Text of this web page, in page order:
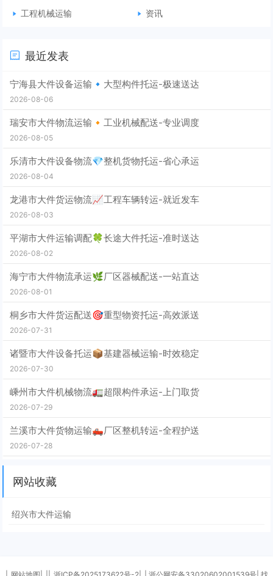
工程机械运输
资讯
最近发表
宁海县大件设备运输🔹大型构件托运-极速送达
2026-08-06
瑞安市大件物流运输🔸工业机械配送-专业调度
2026-08-05
乐清市大件设备物流💎整机货物托运-省心承运
2026-08-04
龙港市大件货运物流📈工程车辆转运-就近发车
2026-08-03
平湖市大件运输调配🍀长途大件托运-准时送达
2026-08-02
海宁市大件物流承运🌿厂区器械配送-一站直达
2026-08-01
桐乡市大件货运配送🎯重型物资托运-高效派送
2026-07-31
诸暨市大件设备托运📦基建器械运输-时效稳定
2026-07-30
嵊州市大件机械物流🚛超限构件承运-上门取货
2026-07-29
兰溪市大件货物运输🛻厂区整机转运-全程护送
2026-07-28
网站收藏
绍兴市大件运输